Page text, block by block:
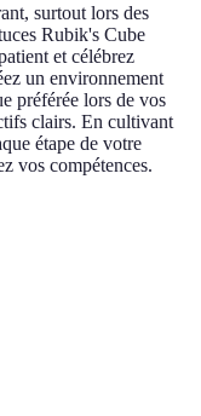
surtout lors des
Rubik's Cube
et célébrez
un environnement
préférée lors de vos
clairs. En cultivant
étape de votre
vos compétences.